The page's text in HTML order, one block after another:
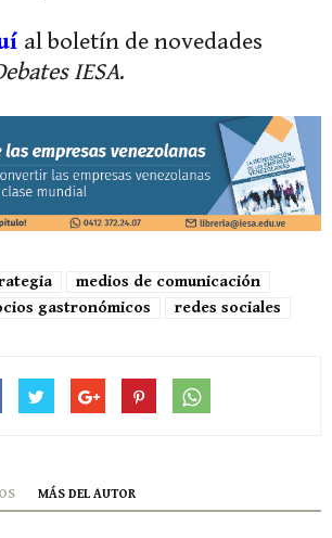
al boletín de novedades
IESA.
medios de comunicación
gastronómicos redes sociales
MÁS DEL AUTOR